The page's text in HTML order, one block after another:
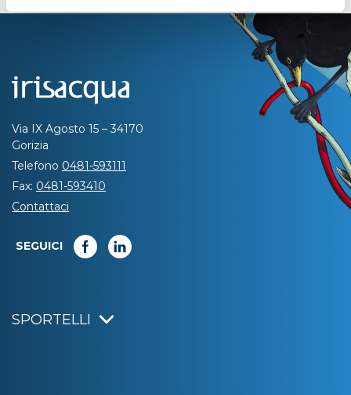
Via IX Agosto 15 – 34170
Gorizia
Telefono 0481-593111
Fax: 0481-593410
Contattaci
SEGUICI
SPORTELLI